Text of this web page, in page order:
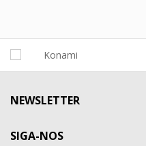
NEWSLETTER
SIGA-NOS